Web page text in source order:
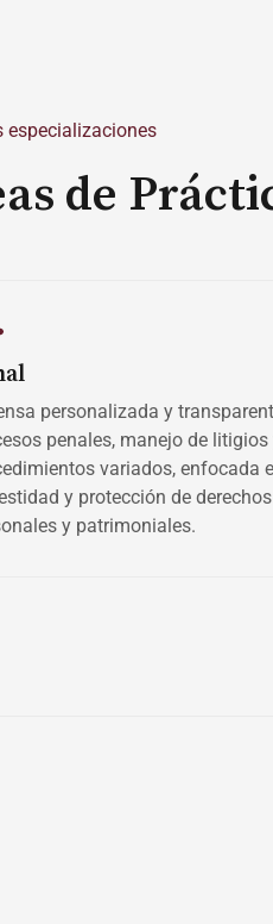
especializaciones
de
personalizada y
penales, manejo de litigios
variados, enfocada
y protección de derechos
y patrimoniales.